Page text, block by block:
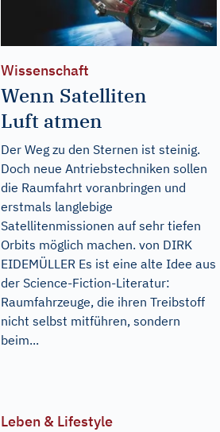
Wissenschaft
Wenn Satelliten
Luft atmen
Der Weg zu den Sternen ist steinig.
Doch neue Antriebstechniken sollen
die Raumfahrt voranbringen und
erstmals langlebige
Satellitenmissionen auf sehr tiefen
Orbits möglich machen. von DIRK
EIDEMÜLLER Es ist eine alte Idee aus
der Science-Fiction-Literatur:
Raumfahrzeuge, die ihren Treibstoff
nicht selbst mitführen, sondern
beim...
Leben & Lifestyle